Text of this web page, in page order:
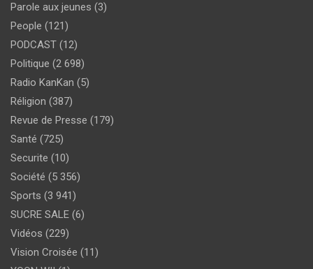
Parole aux jeunes (3)
People (121)
PODCAST (12)
Politique (2 698)
Radio KanKan (5)
Réligion (387)
Revue de Presse (179)
Santé (725)
Securite (10)
Société (5 356)
Sports (3 941)
SUCRE SALE (6)
Vidéos (229)
Vision Croisée (11)